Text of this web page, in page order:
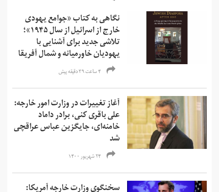
نگاهی به کتاب «جوامع یهودی
خارج از اسرائیل از سال ۱۹۴۵»؛
تلاشی جدید برای آشنایی با
یهودیان خاورمیانه و شمال آفریقا
۴ ساعت ۳۹ دقیقه پیش
آغاز تغییرات در وزارت امور خارجه:
علی باقری کنی، برادر داماد
خامنه‌ای، جایگزین عباس عراقچی
شد
۲۴ شهریور ۱۴۰۰